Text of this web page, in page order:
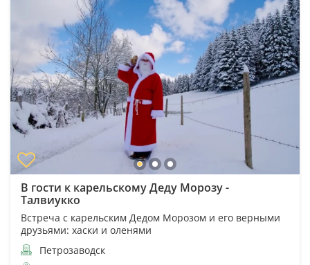
В гости к карельскому Деду Морозу -
Талвиукко
Встреча с карельским Дедом Морозом и его верными
друзьями: хаски и оленями
Петрозаводск